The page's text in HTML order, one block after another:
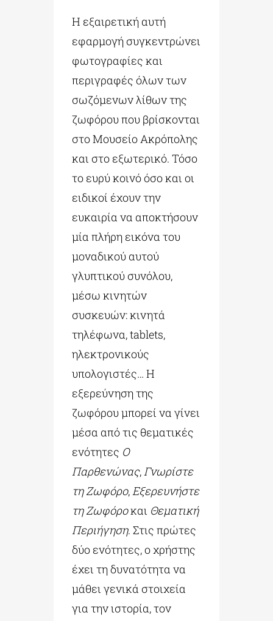
Η εξαιρετική αυτή
εφαρμογή συγκεντρώνει
φωτογραφίες και
περιγραφές όλων των
σωζόμενων λίθων της
ζωφόρου που βρίσκονται
στο Μουσείο Ακρόπολης
και στο εξωτερικό. Τόσο
το ευρύ κοινό όσο και οι
ειδικοί έχουν την
ευκαιρία να αποκτήσουν
μία πλήρη εικόνα του
μοναδικού αυτού
γλυπτικού συνόλου,
μέσω κινητών
συσκευών: κινητά
τηλέφωνα, tablets,
ηλεκτρονικούς
υπολογιστές… Η
εξερεύνηση της
ζωφόρου μπορεί να γίνει
μέσα από τις θεματικές
ενότητες Ο
Παρθενώνας, Γνωρίστε
τη Ζωφόρο, Εξερευνήστε
τη Ζωφόροκαι Θεματική
Περιήγηση. Στις πρώτες
δύο ενότητες, ο χρήστης
έχει τη δυνατότητα να
μάθει γενικά στοιχεία
για την ιστορία, τον